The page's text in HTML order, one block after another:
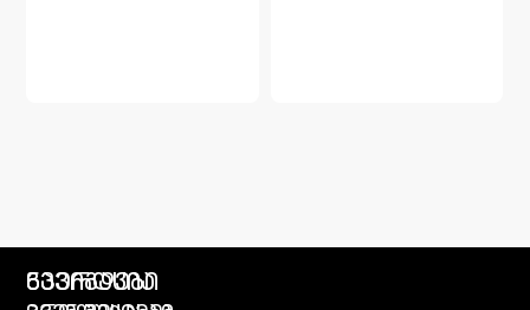
გვერდები
ნავიგაცია